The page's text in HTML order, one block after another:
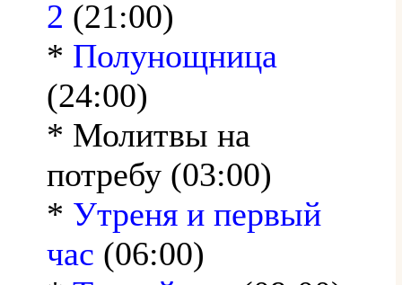
2 (21:00)
* Полунощница
(24:00)
* Молитвы на
потребу (03:00)
* Утреня и первый
час (06:00)